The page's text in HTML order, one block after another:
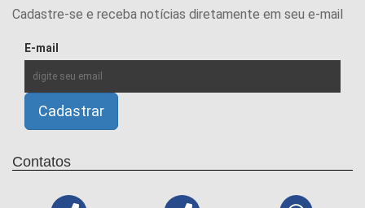
Cadastre-se e receba notícias diretamente em seu e-mail
E-mail
Contatos